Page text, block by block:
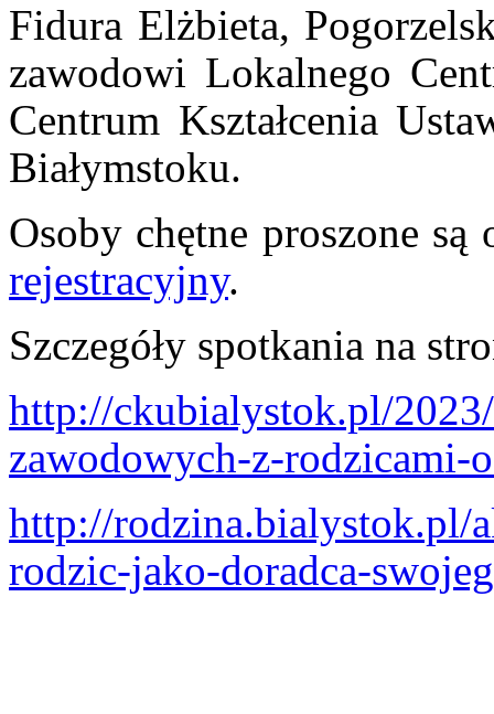
Fidura Elżbieta,
zawodowi Lokalnego
Centrum Kształcenia
Białymstoku.
Osoby chętne proszone
rejestracyjny.
Szczegóły spotkania na
http://ckubialystok.pl/
zawodowych-z-rodzicami-
http://rodzina.bialystok.pl/
rodzic-jako-doradca-